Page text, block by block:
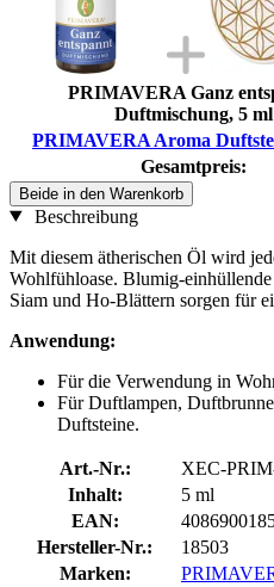
PRIMAVERA Ganz
Duftmischung, 5 ml
PRIMAVERA Aroma
Gesamtpreis:
Beide in den Warenkorb
Beschreibung
Mit diesem ätherischen Öl wird
Wohlfühloase. Blumig-
Siam und Ho-Blättern sorgen für
Anwendung:
Für die Verwendung in
Für Duftlampen,
Duftsteine.
Art.-Nr.:
XEC-
Inhalt:
5 ml
EAN:
Hersteller-Nr.:
18503
Marken: